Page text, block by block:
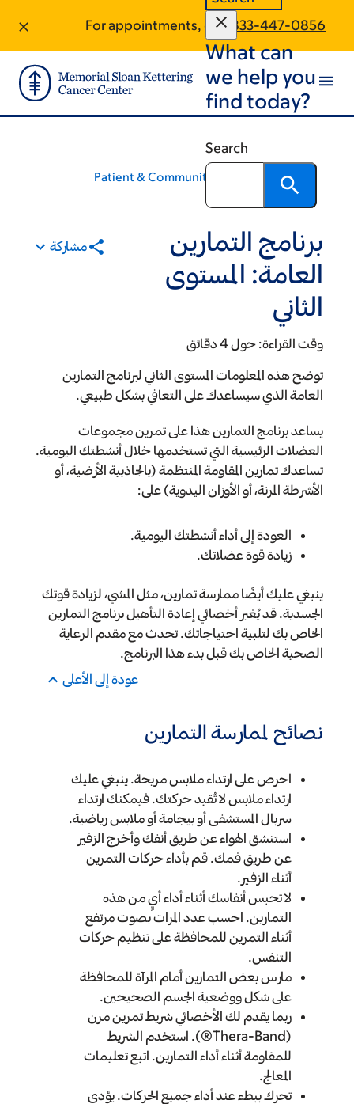
For appointments, call:833-447-0856
What can
we help you
find today?
Search
Patient & Community Education
برنامج التمارين
العامة: المستوى
الثاني
مشاركة
وقت القراءة:حول 4 دقائق
توضح هذه المعلومات المستوى الثاني لبرنامج التمارين
العامة الذي سيساعدك على التعافي بشكل طبيعي.
يساعد برنامج التمارين هذا على تمرين مجموعات
العضلات الرئيسية التي تستخدمها خلال أنشطتك اليومية.
تساعدك تمارين المقاومة المنتظمة (بالجاذبية الأرضية، أو
الأشرطة المرنة، أو الأوزان اليدوية) على:
العودة إلى أداء أنشطتك اليومية.
زيادة قوة عضلاتك.
ينبغي عليك أيضًا ممارسة تمارين، مثل المشي، لزيادة قوتك
الجسدية. قد يُغير أخصائي إعادة التأهيل برنامج التمارين
الخاص بك لتلبية احتياجاتك. تحدث مع مقدم الرعاية
الصحية الخاص بك قبل بدء هذا البرنامج.
عودة إلى الأعلى
نصائح لممارسة التمارين
احرص على ارتداء ملابس مريحة. ينبغي عليك
ارتداء ملابس لا تُقيد حركتك. فيمكنك ارتداء
سربال المستشفى أو بيجامة أو ملابس رياضية.
استنشق الهواء عن طريق أنفك وأخرج الزفير
عن طريق فمك. قم بأداء حركات التمرين
أثناء الزفير.
لا تحبس أنفاسك أثناء أداء أيٍ من هذه
التمارين. احسب عدد المرات بصوت مرتفع
أثناء التمرين للمحافظة على تنظيم حركات
التنفس.
مارس بعض التمارين أمام المرآة للمحافظة
على شكل ووضعية الجسم الصحيحين.
ربما يقدم لك الأخصائي شريط تمرين مرن
(Thera-Band®). استخدم الشريط
للمقاومة أثناء أداء التمارين. اتبع تعليمات
المعالج.
تحرك ببطء عند أداء جميع الحركات. يؤدي